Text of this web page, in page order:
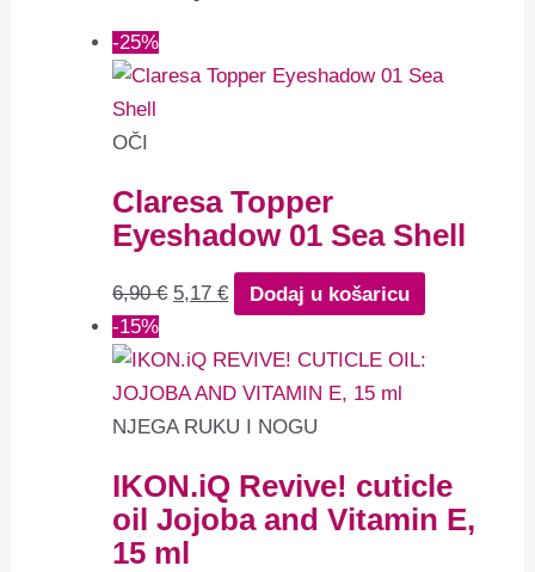
-25%
OČI
Claresa Topper
Eyeshadow 01 Sea Shell
6,90€ 5,17€
Dodaj u košaricu
-15%
NJEGA RUKU I NOGU
IKON.iQ Revive! cuticle
oil Jojoba and Vitamin E,
15 ml